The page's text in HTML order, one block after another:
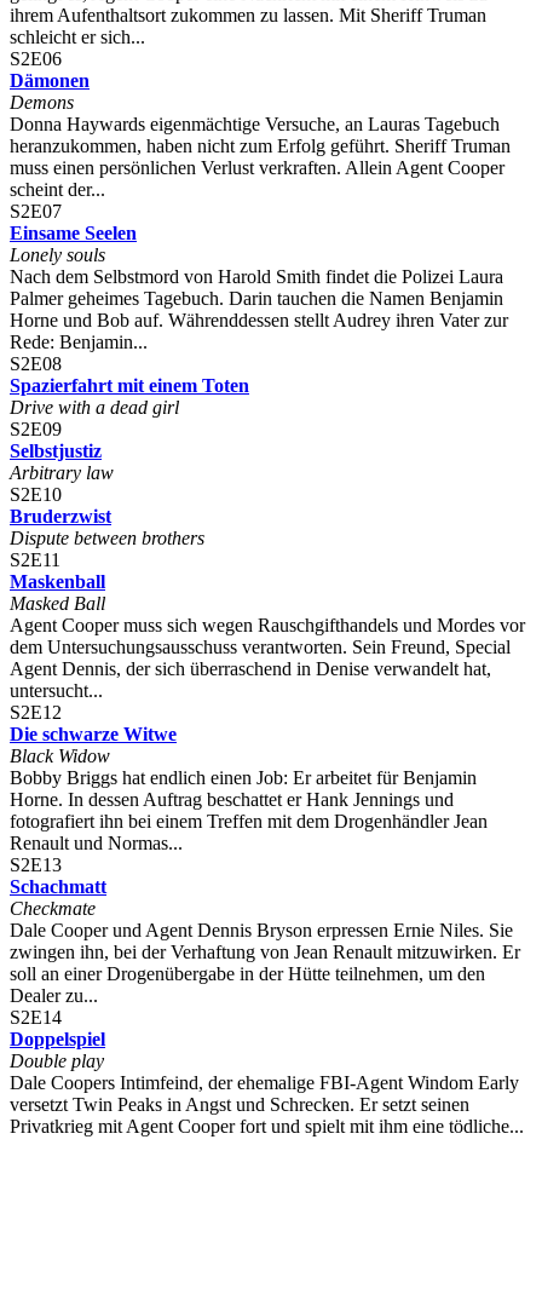
ihrem Aufenthaltsort zukommen zu lassen. Mit Sheriff Truman
schleicht er sich...
S2E06
Dämonen
Demons
Donna Haywards eigenmächtige Versuche, an Lauras Tagebuch
heranzukommen, haben nicht zum Erfolg geführt. Sheriff Truman
muss einen persönlichen Verlust verkraften. Allein Agent Cooper
scheint der...
S2E07
Einsame Seelen
Lonely souls
Nach dem Selbstmord von Harold Smith findet die Polizei Laura
Palmer geheimes Tagebuch. Darin tauchen die Namen Benjamin
Horne und Bob auf. Währenddessen stellt Audrey ihren Vater zur
Rede: Benjamin...
S2E08
Spazierfahrt mit einem Toten
Drive with a dead girl
S2E09
Selbstjustiz
Arbitrary law
S2E10
Bruderzwist
Dispute between brothers
S2E11
Maskenball
Masked Ball
Agent Cooper muss sich wegen Rauschgifthandels und Mordes vor
dem Untersuchungsausschuss verantworten. Sein Freund, Special
Agent Dennis, der sich überraschend in Denise verwandelt hat,
untersucht...
S2E12
Die schwarze Witwe
Black Widow
Bobby Briggs hat endlich einen Job: Er arbeitet für Benjamin
Horne. In dessen Auftrag beschattet er Hank Jennings und
fotografiert ihn bei einem Treffen mit dem Drogenhändler Jean
Renault und Normas...
S2E13
Schachmatt
Checkmate
Dale Cooper und Agent Dennis Bryson erpressen Ernie Niles. Sie
zwingen ihn, bei der Verhaftung von Jean Renault mitzuwirken. Er
soll an einer Drogenübergabe in der Hütte teilnehmen, um den
Dealer zu...
S2E14
Doppelspiel
Double play
Dale Coopers Intimfeind, der ehemalige FBI-Agent Windom Early
versetzt Twin Peaks in Angst und Schrecken. Er setzt seinen
Privatkrieg mit Agent Cooper fort und spielt mit ihm eine tödliche...